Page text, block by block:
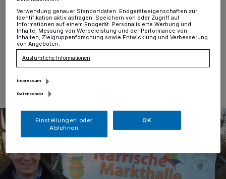
Cüppers lädt per Videobotschaft zur "Närrischen
Markthalle" ein.
11.01.2016 , 20:30 Uhr
Verwendung genauer Standortdaten. Endgeräteeigenschaften zur
Identifikation aktiv abfragen. Speichern von oder Zugriff auf
Informationen auf einem Endgerät. Personalisierte Werbung und
Inhalte, Messung von Werbeleistung und der Performance von
Inhalten, Zielgruppenforschung sowie Entwicklung und Verbesserung
von Angeboten.
Ausführliche Informationen
Impressum
Datenschutz
Einstellungen oder
Ablehnen
OK